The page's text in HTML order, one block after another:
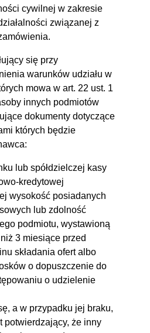
cywilnej w zakresie
związanej z
się przy
warunków udziału w
mowa w art. 22 ust. 1
innych podmiotów
dokumenty dotyczące
których będzie
lub spółdzielczej kasy
kredytowej
wysokość posiadanych
lub zdolność
podmiotu, wystawioną
3 miesiące przed
składania ofert albo
o dopuszczenie do
o udzielenie
a w przypadku jej braku,
potwierdzający, że inny